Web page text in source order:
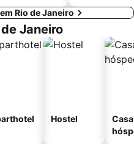
Rio de Janeiro
Janeiro
Hostel